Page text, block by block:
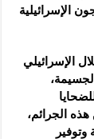
الإسرائيلية
الإسرائيلي
الجرائم،